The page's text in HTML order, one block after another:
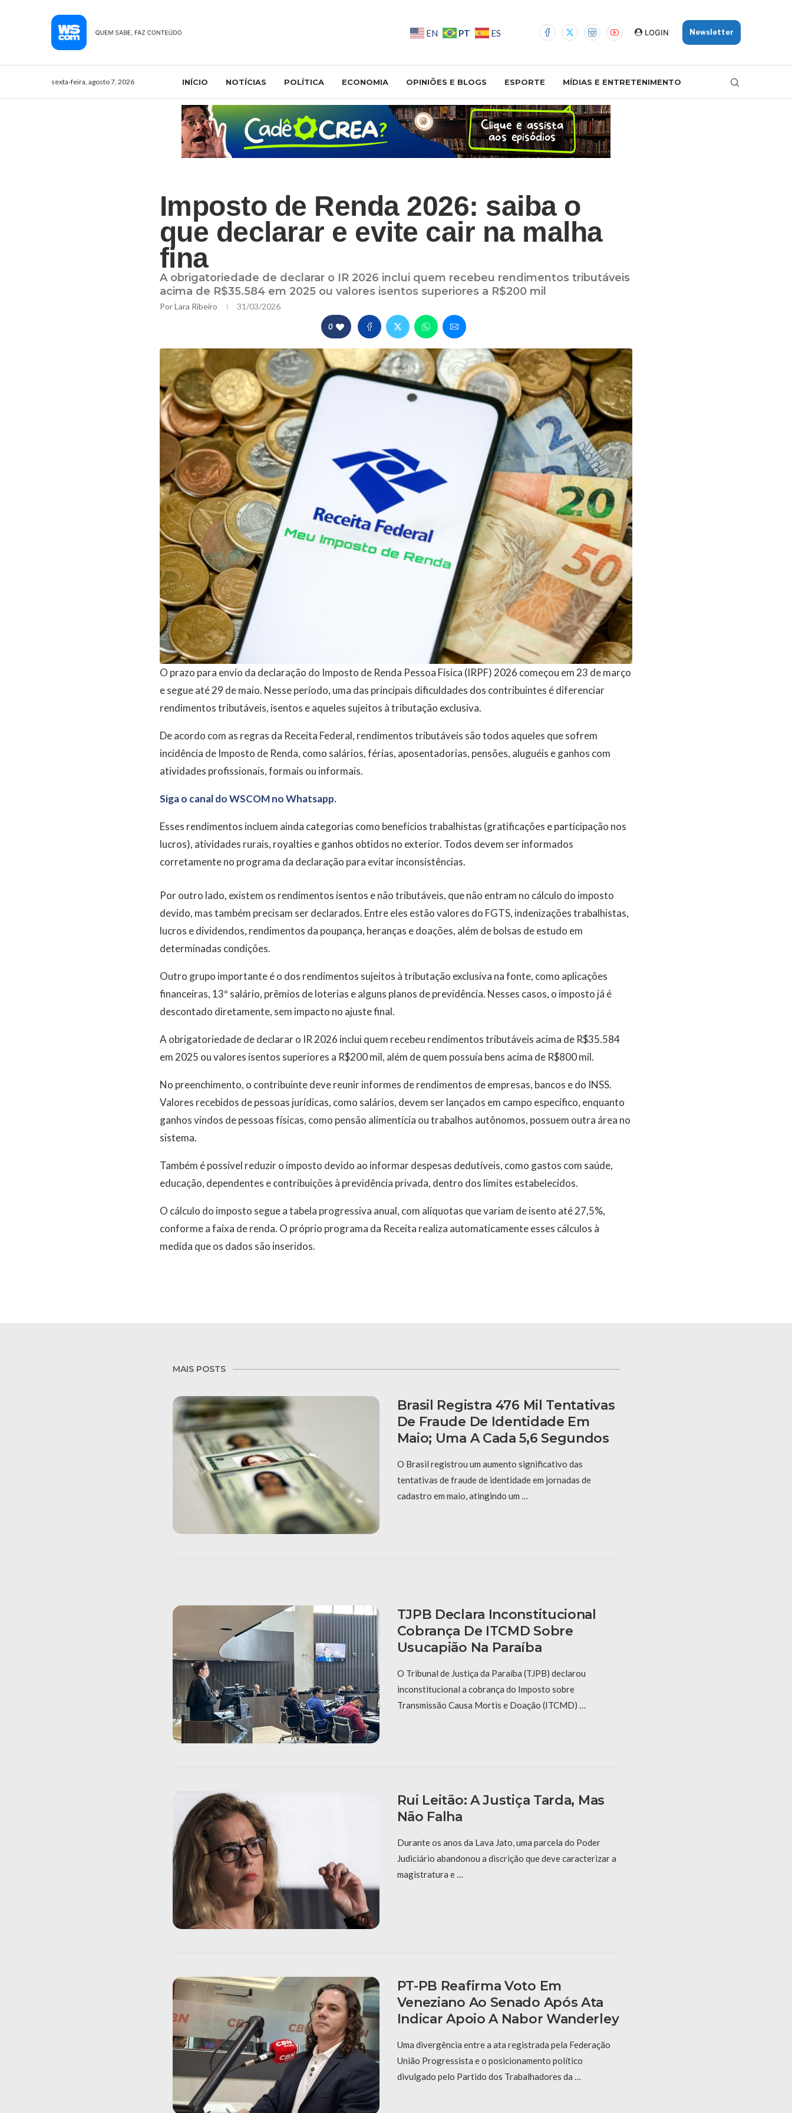
EN PT ES LOGIN Newsletter
sexta-feira, agosto 7, 2026 INÍCIO NOTÍCIAS POLÍTICA ECONOMIA OPINIÕES E BLOGS ESPORTE MÍDIAS E ENTRETENIMENTO
Imposto de Renda 2026: saiba o
que declarar e evite cair na malha
fina
A obrigatoriedade de declarar o IR 2026 inclui quem recebeu rendimentos tributáveis
acima de R$35.584 em 2025 ou valores isentos superiores a R$200 mil
PorLara Ribeiro 31/03/2026
0
O prazo para envio da declaração do Imposto de Renda Pessoa Física (IRPF) 2026 começou em 23 de março
e segue até 29 de maio. Nesse período, uma das principais dificuldades dos contribuintes é diferenciar
rendimentos tributáveis, isentos e aqueles sujeitos à tributação exclusiva.
De acordo com as regras da Receita Federal, rendimentos tributáveis são todos aqueles que sofrem
incidência de Imposto de Renda, como salários, férias, aposentadorias, pensões, aluguéis e ganhos com
atividades profissionais, formais ou informais.
Siga o canal do WSCOM no Whatsapp.
Esses rendimentos incluem ainda categorias como benefícios trabalhistas (gratificações e participação nos
lucros), atividades rurais, royalties e ganhos obtidos no exterior. Todos devem ser informados
corretamente no programa da declaração para evitar inconsistências.
Por outro lado, existem os rendimentos isentos e não tributáveis, que não entram no cálculo do imposto
devido, mas também precisam ser declarados. Entre eles estão valores do FGTS, indenizações trabalhistas,
lucros e dividendos, rendimentos da poupança, heranças e doações, além de bolsas de estudo em
determinadas condições.
Outro grupo importante é o dos rendimentos sujeitos à tributação exclusiva na fonte, como aplicações
financeiras, 13º salário, prêmios de loterias e alguns planos de previdência. Nesses casos, o imposto já é
descontado diretamente, sem impacto no ajuste final.
A obrigatoriedade de declarar o IR 2026 inclui quem recebeu rendimentos tributáveis acima de R$35.584
em 2025 ou valores isentos superiores a R$200 mil, além de quem possuía bens acima de R$800 mil.
No preenchimento, o contribuinte deve reunir informes de rendimentos de empresas, bancos e do INSS.
Valores recebidos de pessoas jurídicas, como salários, devem ser lançados em campo específico, enquanto
ganhos vindos de pessoas físicas, como pensão alimentícia ou trabalhos autônomos, possuem outra área no
sistema.
Também é possível reduzir o imposto devido ao informar despesas dedutíveis, como gastos com saúde,
educação, dependentes e contribuições à previdência privada, dentro dos limites estabelecidos.
O cálculo do imposto segue a tabela progressiva anual, com alíquotas que variam de isento até 27,5%,
conforme a faixa de renda. O próprio programa da Receita realiza automaticamente esses cálculos à
medida que os dados são inseridos.
MAIS POSTS
Brasil Registra 476 Mil Tentativas
De Fraude De Identidade Em
Maio; Uma A Cada 5,6 Segundos
O Brasil registrou um aumento significativo das
tentativas de fraude de identidade em jornadas de
cadastro em maio, atingindo um …
TJPB Declara Inconstitucional
Cobrança De ITCMD Sobre
Usucapião Na Paraíba
O Tribunal de Justiça da Paraíba (TJPB) declarou
inconstitucional a cobrança do Imposto sobre
Transmissão Causa Mortis e Doação (ITCMD) …
Rui Leitão: A Justiça Tarda, Mas
Não Falha
Durante os anos da Lava Jato, uma parcela do Poder
Judiciário abandonou a discrição que deve caracterizar a
magistratura e …
PT-PB Reafirma Voto Em
Veneziano Ao Senado Após Ata
Indicar Apoio A Nabor Wanderley
Uma divergência entre a ata registrada pela Federação
União Progressista e o posicionamento político
divulgado pelo Partido dos Trabalhadores da …